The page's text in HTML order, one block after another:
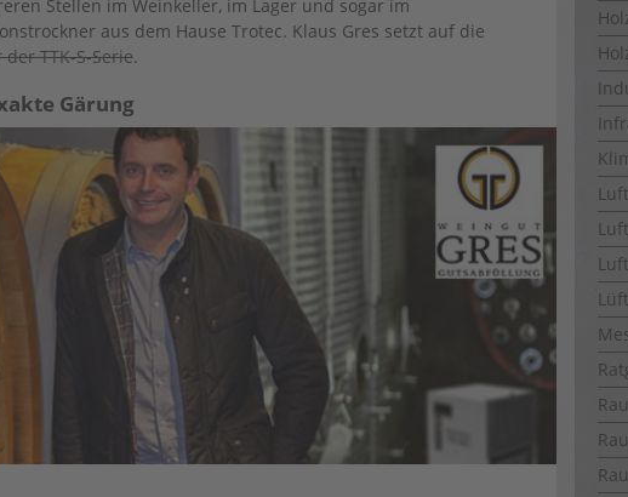
Stellen im Weinkeller, im Lager und sogar im
aus dem Hause Trotec. Klaus Gres setzt auf die
TTK-S-Serie.
Gärung